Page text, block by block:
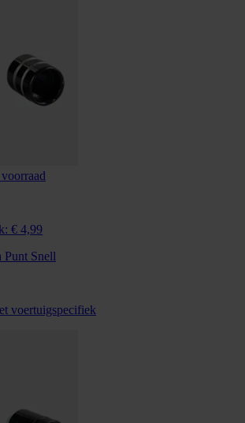
€ 4,99
Punt Snell
voertuigspecifiek